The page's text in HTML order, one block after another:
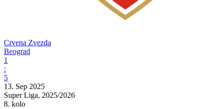
Crvena Zvezda
Beograd
1
:
5
13. Sep 2025
Super Liga, 2025/2026
8. kolo